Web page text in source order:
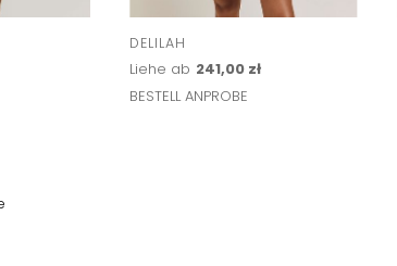
DELILAH
Liehe ab 241,00 zł
BESTELL ANPROBE